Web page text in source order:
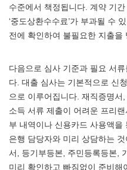
수준에서 책정됩니다. 계약 기
‘중도상환수수료’가 부과될 수
전에 확인하여 불필요한 지출을
다음으로 심사 기준과 필요 서
다. 대출 심사는 기본적으로 신
으로 이루어집니다. 재직증명
소득 서류 제출이 어려운 프리
부 내역이나 신용카드 사용액을
은행 담당자와 미리 상담하는
서, 등기부등본, 주민등록등본,
미리 확인하고 빠짐없이 준비